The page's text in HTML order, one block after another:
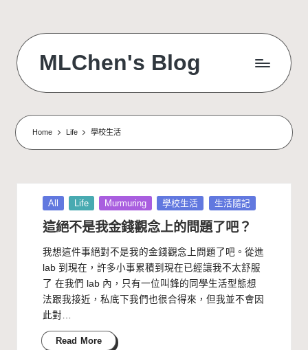
content
MLChen's Blog
Home Life 學校生活
Posted
in
All Life Murmuring 學校生活 生活隨記
這絕不是我金錢觀念上的問題了吧？
我想這件事絕對不是我的金錢觀念上問題了吧。從進
lab 到現在，許多小事累積到現在已經讓我不太舒服
了 在我們 lab 內，只有一位叫鋒的同學生活型態想
法跟我接近，私底下我們也很合得來，但我並不會因
此對…
Read More